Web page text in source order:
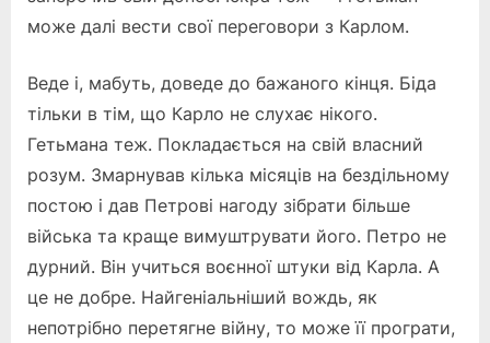
може далі вести свої переговори з Карлом.
Веде і, мабуть, доведе до бажаного кінця. Біда
тільки в тім, що Карло не слухає нікого.
Гетьмана теж. Покладається на свій власний
розум. Змарнував кілька місяців на бездільному
постою і дав Петрові нагоду зібрати більше
війська та краще вимуштрувати його. Петро не
дурний. Він учиться воєнної штуки від Карла. А
це не добре. Найгеніальніший вождь, як
непотрібно перетягне війну, то може її програти,